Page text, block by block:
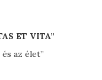
ET VITA”
az élet”